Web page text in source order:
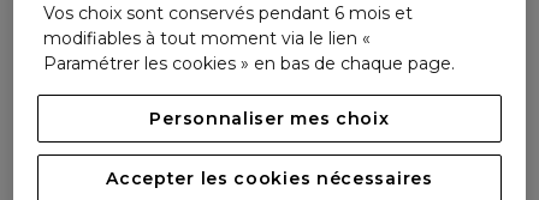
Vos choix sont conservés pendant 6 mois et
modifiables à tout moment via le lien «
Paramétrer les cookies » en bas de chaque page.
Personnaliser mes choix
Accepter les cookies nécessaires